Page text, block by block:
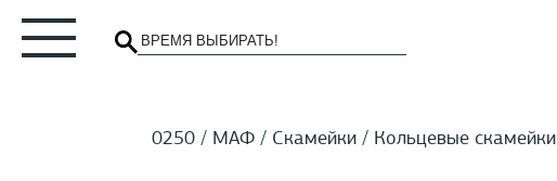
0250 МАФ Скамейки Кольцевые скамейки